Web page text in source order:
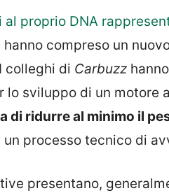
al proprio DNA
compreso un
colleghi di Carbuzz
lo sviluppo di un motore
di ridurre al minimo il
un processo tecnico di
presentano,